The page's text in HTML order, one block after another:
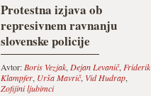
Protestna izjava ob
represivnem ravnanju
slovenske policije
Avtor: Boris Vezjak, Dejan Levanič, Friderik
Klampfer, Urša Mavrič, Vid Hudrap,
Zofijini ljubimci